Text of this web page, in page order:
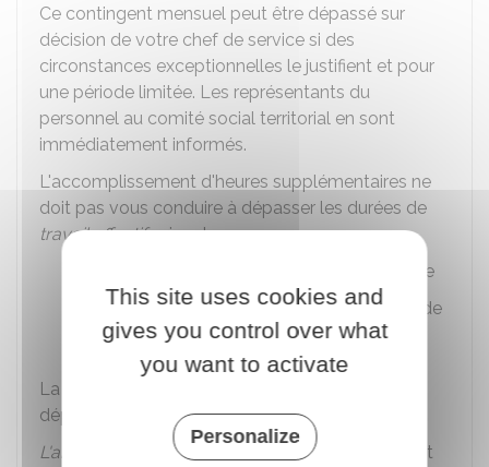
Ce contingent mensuel peut être dépassé sur
décision de votre chef de service si des
circonstances exceptionnelles le justifient et pour
une période limitée. Les représentants du
personnel au comité social territorial en sont
immédiatement informés.
L'accomplissement d'heures supplémentaires ne
doit pas vous conduire à dépasser les durées de
travail effectifsuivantes :
48 heures au cours d'une même semaine
44 heures en moyenne sur une période de
12 semaines consécutives.
La durée quotidienne de travail ne peut pas
dépasser 10 heures.
L'amplitude maximale de la journée de travail
est
This site uses cookies and
gives you control over what
you want to activate
Personalize